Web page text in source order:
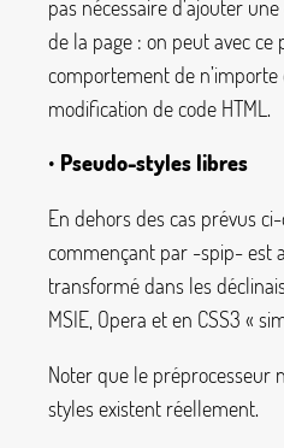
pas nécessaire d’ajouter
de la page : on peut avec
comportement de n’importe
modification de code HTML.
• Pseudo-styles libres
En dehors des cas prévus
commençant par -spip-est
transformé dans les
MSIE, Opera et en CSS3 «
Noter que le préprocesseur
styles existent réellement.